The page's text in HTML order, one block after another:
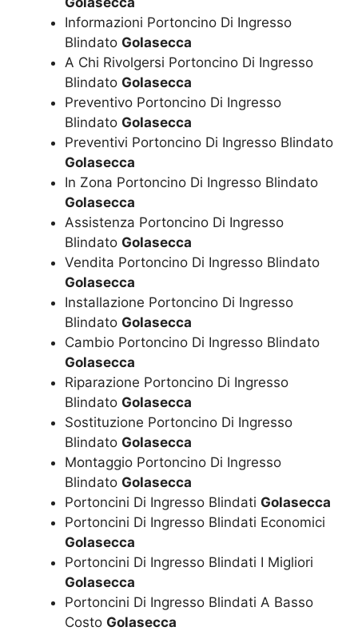
Informazioni Portoncino Di Ingresso
Blindato Golasecca
A Chi Rivolgersi Portoncino Di Ingresso
Blindato Golasecca
Preventivo Portoncino Di Ingresso
Blindato Golasecca
Preventivi Portoncino Di Ingresso Blindato
Golasecca
In Zona Portoncino Di Ingresso Blindato
Golasecca
Assistenza Portoncino Di Ingresso
Blindato Golasecca
Vendita Portoncino Di Ingresso Blindato
Golasecca
Installazione Portoncino Di Ingresso
Blindato Golasecca
Cambio Portoncino Di Ingresso Blindato
Golasecca
Riparazione Portoncino Di Ingresso
Blindato Golasecca
Sostituzione Portoncino Di Ingresso
Blindato Golasecca
Montaggio Portoncino Di Ingresso
Blindato Golasecca
Portoncini Di Ingresso Blindati Golasecca
Portoncini Di Ingresso Blindati Economici
Golasecca
Portoncini Di Ingresso Blindati I Migliori
Golasecca
Portoncini Di Ingresso Blindati A Basso
Costo Golasecca